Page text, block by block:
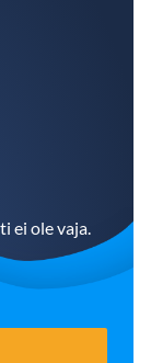
ei ole vaja.